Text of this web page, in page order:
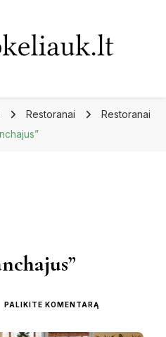
Restoranai
Restoranai
PALIKITE KOMENTARĄ